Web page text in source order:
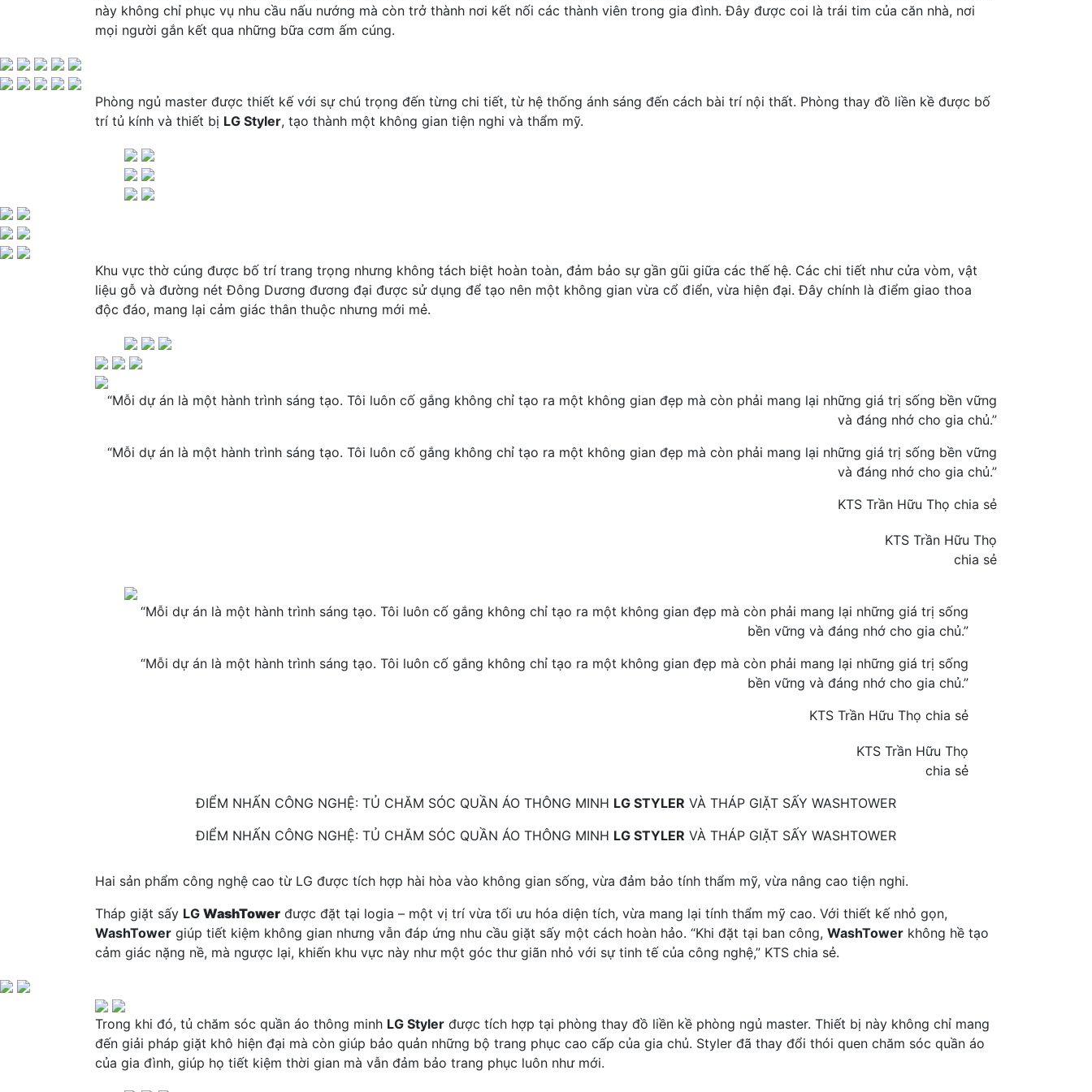
này không chỉ phục vụ nhu cầu nấu nướng mà còn trở thành nơi kết nối các thành viên trong gia đình. Đây được coi là trái tim của căn nhà, nơi
mọi người gắn kết qua những bữa cơm ấm cúng.
Phòng ngủ master được thiết kế với sự chú trọng đến từng chi tiết, từ hệ thống ánh sáng đến cách bài trí nội thất. Phòng thay đồ liền kề được bố
trí tủ kính và thiết bị LG Styler, tạo thành một không gian tiện nghi và thẩm mỹ.
Khu vực thờ cúng được bố trí trang trọng nhưng không tách biệt hoàn toàn, đảm bảo sự gần gũi giữa các thế hệ. Các chi tiết như cửa vòm, vật
liệu gỗ và đường nét Đông Dương đương đại được sử dụng để tạo nên một không gian vừa cổ điển, vừa hiện đại. Đây chính là điểm giao thoa
độc đáo, mang lại cảm giác thân thuộc nhưng mới mẻ.
“Mỗi dự án là một hành trình sáng tạo. Tôi luôn cố gắng không chỉ tạo ra một không gian đẹp mà còn phải mang lại những giá trị sống bền vững
và đáng nhớ cho gia chủ.”
“Mỗi dự án là một hành trình sáng tạo. Tôi luôn cố gắng không chỉ tạo ra một không gian đẹp mà còn phải mang lại những giá trị sống bền vững
và đáng nhớ cho gia chủ.”
KTS Trần Hữu Thọ chia sẻ
KTS Trần Hữu Thọ
chia sẻ
“Mỗi dự án là một hành trình sáng tạo. Tôi luôn cố gắng không chỉ tạo ra một không gian đẹp mà còn phải mang lại những giá trị sống
bền vững và đáng nhớ cho gia chủ.”
“Mỗi dự án là một hành trình sáng tạo. Tôi luôn cố gắng không chỉ tạo ra một không gian đẹp mà còn phải mang lại những giá trị sống
bền vững và đáng nhớ cho gia chủ.”
KTS Trần Hữu Thọ chia sẻ
KTS Trần Hữu Thọ
chia sẻ
ĐIỂM NHẤN CÔNG NGHỆ: TỦ CHĂM SÓC QUẦN ÁO THÔNG MINH LG STYLER VÀ THÁP GIẶT SẤY WASHTOWER
ĐIỂM NHẤN CÔNG NGHỆ: TỦ CHĂM SÓC QUẦN ÁO THÔNG MINH LG STYLER VÀ THÁP GIẶT SẤY WASHTOWER
Hai sản phẩm công nghệ cao từ LG được tích hợp hài hòa vào không gian sống, vừa đảm bảo tính thẩm mỹ, vừa nâng cao tiện nghi.
Tháp giặt sấy LG WashTower được đặt tại logia – một vị trí vừa tối ưu hóa diện tích, vừa mang lại tính thẩm mỹ cao. Với thiết kế nhỏ gọn,
WashTower giúp tiết kiệm không gian nhưng vẫn đáp ứng nhu cầu giặt sấy một cách hoàn hảo. “Khi đặt tại ban công, WashTower không hề tạo
cảm giác nặng nề, mà ngược lại, khiến khu vực này như một góc thư giãn nhỏ với sự tinh tế của công nghệ,” KTS chia sẻ.
Trong khi đó, tủ chăm sóc quần áo thông minh LG Styler được tích hợp tại phòng thay đồ liền kề phòng ngủ master. Thiết bị này không chỉ mang
đến giải pháp giặt khô hiện đại mà còn giúp bảo quản những bộ trang phục cao cấp của gia chủ. Styler đã thay đổi thói quen chăm sóc quần áo
của gia đình, giúp họ tiết kiệm thời gian mà vẫn đảm bảo trang phục luôn như mới.